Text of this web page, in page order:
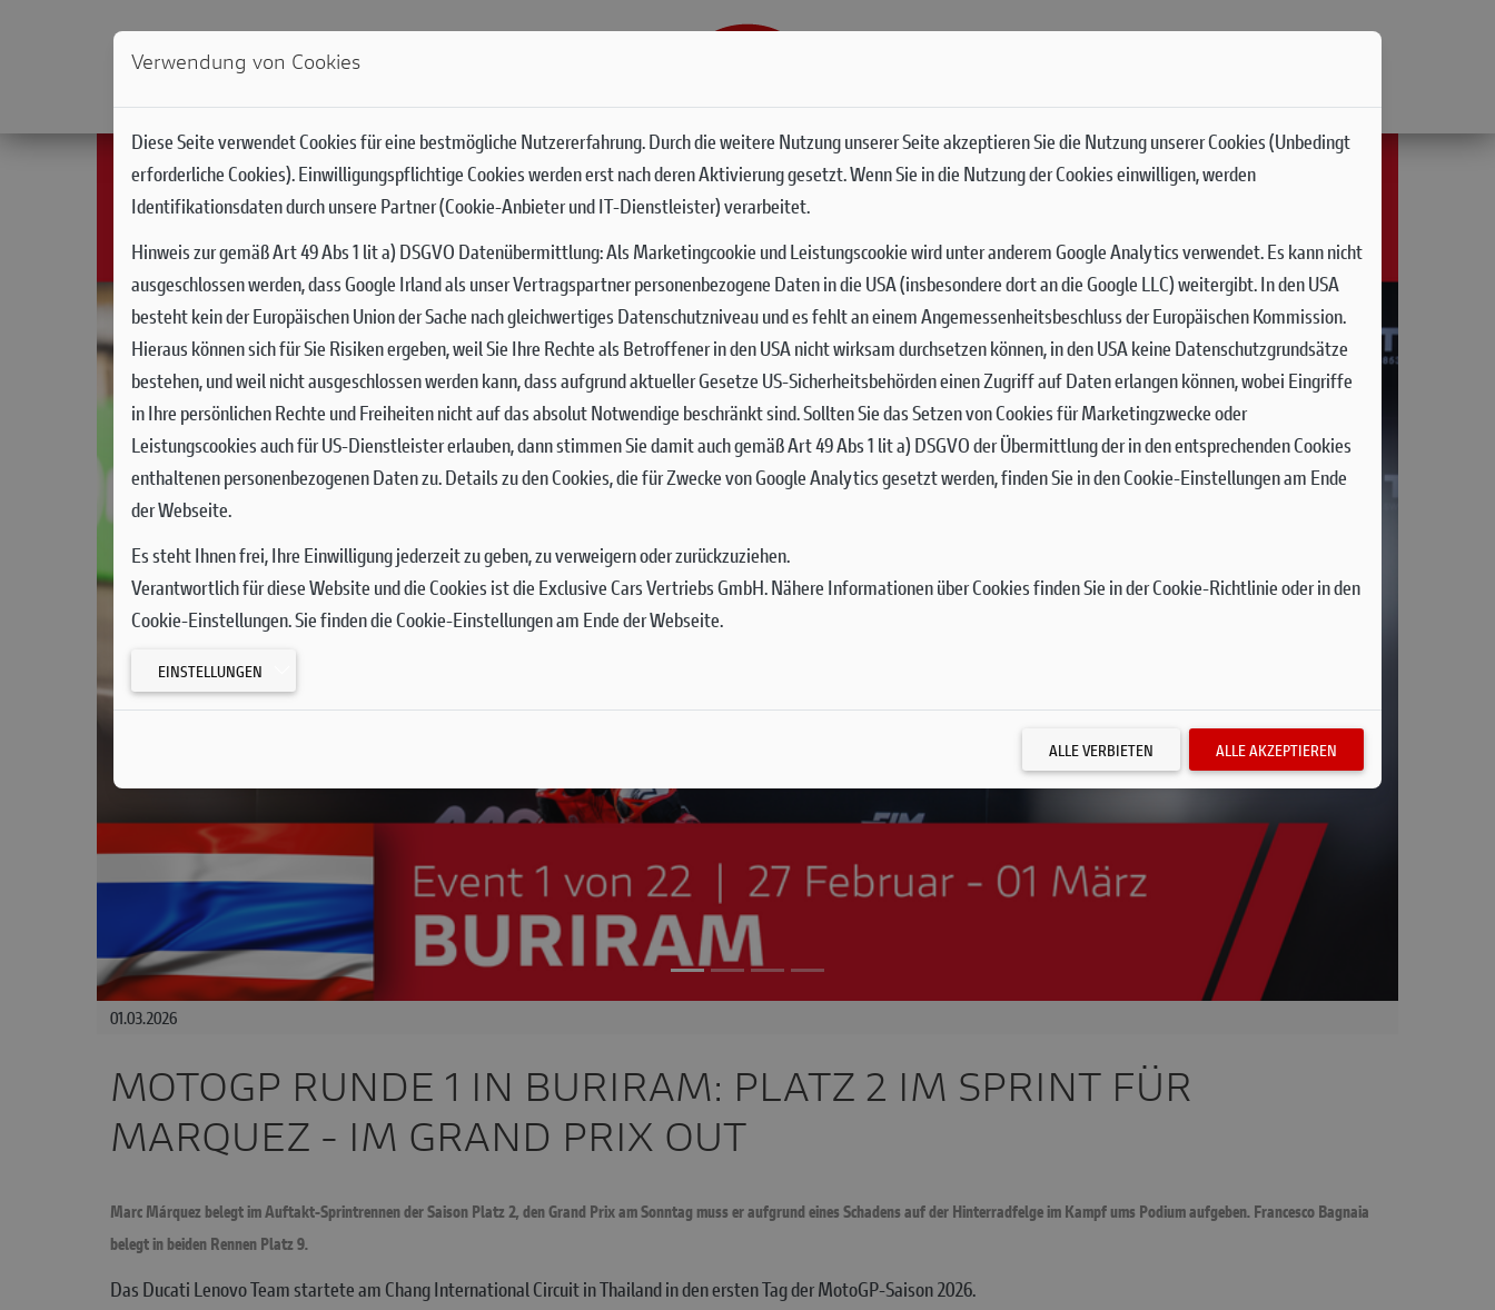
NEWS MODELLE DUCATI WORLD
01.03.2026
MOTOGP RUNDE 1 IN BURIRAM: PLATZ 2 IM SPRINT FÜR
MARQUEZ - IM GRAND PRIX OUT
Marc Márquez belegt im Auftakt-Sprintrennen der Saison Platz 2, den Grand Prix am Sonntag muss er aufgrund eines Schadens auf der Hinterradfelge im Kampf ums Podium aufgeben. Francesco Bagnaia
belegt in beiden Rennen Platz 9.
Das Ducati Lenovo Team startete am Chang International Circuit in Thailand in den ersten Tag der MotoGP-Saison 2026.
Verwendung von Cookies
Diese Seite verwendet Cookies für eine bestmögliche Nutzererfahrung. Durch die weitere Nutzung unserer Seite akzeptieren Sie die Nutzung unserer Cookies (Unbedingt
erforderliche Cookies). Einwilligungspflichtige Cookies werden erst nach deren Aktivierung gesetzt. Wenn Sie in die Nutzung der Cookies einwilligen, werden
Identifikationsdaten durch unsere Partner (Cookie-Anbieter und IT-Dienstleister) verarbeitet.
Hinweis zur gemäß Art 49 Abs 1 lit a) DSGVO Datenübermittlung:Als Marketingcookie und Leistungscookie wird unter anderem Google Analytics verwendet. Es kann nicht
ausgeschlossen werden, dass Google Irland als unser Vertragspartner personenbezogene Daten in die USA (insbesondere dort an die Google LLC) weitergibt. In den USA
besteht kein der Europäischen Union der Sache nach gleichwertiges Datenschutzniveau und es fehlt an einem Angemessenheitsbeschluss der Europäischen Kommission.
Hieraus können sich für Sie Risiken ergeben, weil Sie Ihre Rechte als Betroffener in den USA nicht wirksam durchsetzen können, in den USA keine Datenschutzgrundsätze
bestehen, und weil nicht ausgeschlossen werden kann, dass aufgrund aktueller Gesetze US-Sicherheitsbehörden einen Zugriff auf Daten erlangen können, wobei Eingriffe
in Ihre persönlichen Rechte und Freiheiten nicht auf das absolut Notwendige beschränkt sind.Sollten Sie das Setzen von Cookies für Marketingzwecke oder
Leistungscookies auch für US-Dienstleister erlauben, dann stimmen Sie damit auch gemäß Art 49 Abs 1 lit a) DSGVO der Übermittlung der in den entsprechenden Cookies
enthaltenen personenbezogenen Daten zu. Details zu den Cookies, die für Zwecke von Google Analytics gesetzt werden, finden Sie in den Cookie-Einstellungen am Ende
der Webseite.
Es steht Ihnen frei, Ihre Einwilligung jederzeit zu geben, zu verweigern oder zurückzuziehen.
Verantwortlich für diese Website und die Cookies ist die Exclusive Cars Vertriebs GmbH. Nähere Informationen über Cookies finden Sie in der Cookie-Richtlinie oder in den
Cookie-Einstellungen. Sie finden die Cookie-Einstellungen am Ende der Webseite.
EINSTELLUNGEN
ALLE VERBIETEN ALLE AKZEPTIEREN